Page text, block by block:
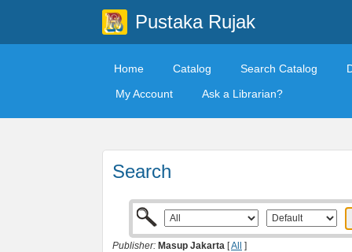
Pustaka Rujak
Home Catalog Search Catalog
My Account
Ask a Librarian?
Search
Publisher: Masup Jakarta [All ]